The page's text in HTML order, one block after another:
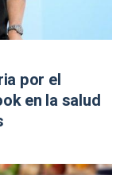
por el
en la salud